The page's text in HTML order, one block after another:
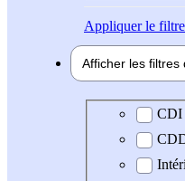
Appliquerle filtre
Afficher les filtres
Type de contrat
CDI